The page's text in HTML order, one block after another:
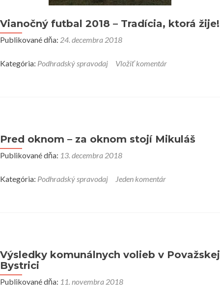
Vianočný futbal 2018 – Tradícia, ktorá žije!
Publikované dňa: 24. decembra 2018
Kategória: Podhradský spravodaj Vložiť komentár
Pred oknom – za oknom stojí Mikuláš
Publikované dňa: 13. decembra 2018
Kategória: Podhradský spravodaj Jeden komentár
Výsledky komunálnych volieb v Považskej
Bystrici
Publikované dňa: 11. novembra 2018